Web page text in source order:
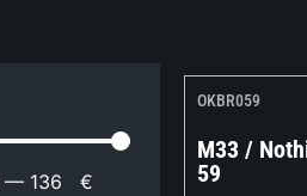
— 136 €
OKBR059
M33 /
59